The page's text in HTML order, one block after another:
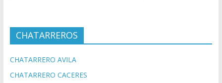
CHATARREROS
CHATARRERO AVILA
CHATARRERO CACERES